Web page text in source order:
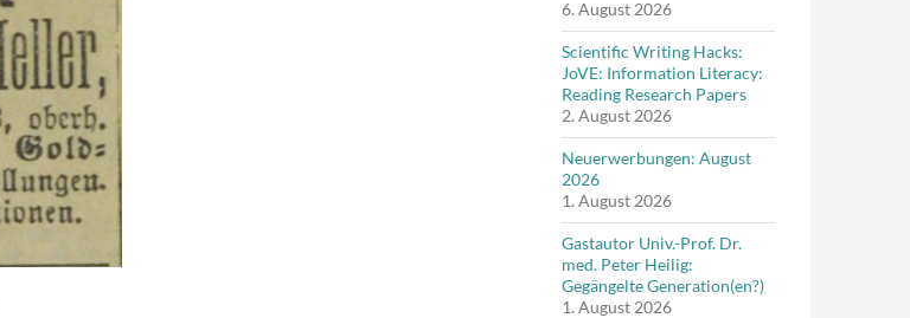
6. August 2026
Scientific Writing Hacks:
JoVE: Information Literacy:
Reading Research Papers
2. August 2026
Neuerwerbungen: August
2026
1. August 2026
Gastautor Univ.-Prof. Dr.
med. Peter Heilig:
Gegängelte Generation(en?)
1. August 2026